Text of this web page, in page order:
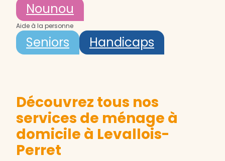
Nounou
Aide à la personne
Seniors Handicaps
Découvrez tous nos
services de ménage à
domicile à Levallois-
Perret